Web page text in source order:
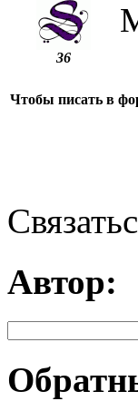
36
Чтобы писать в
Автор: